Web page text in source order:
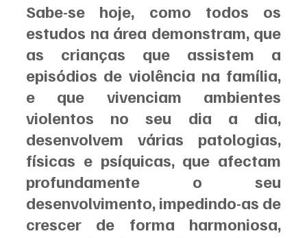
Sabe-se hoje, como todos os
estudos na área demonstram, que
as crianças que assistem a
episódios de violência na família,
e que vivenciam ambientes
violentos no seu dia a dia,
desenvolvem várias patologias,
físicas e psíquicas, que afectam
profundamente o seu
desenvolvimento, impedindo-as de
crescer de forma harmoniosa,